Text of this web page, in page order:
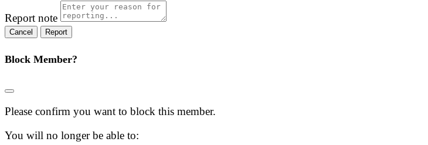
Report note
Report
Block Member?
Please confirm you want to block this member.
You will no longer be able to: